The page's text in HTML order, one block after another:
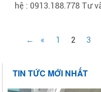
hệ : 0913.188.778 Tư
← « 1 2 3
TIN TỨC MỚI NHẤT